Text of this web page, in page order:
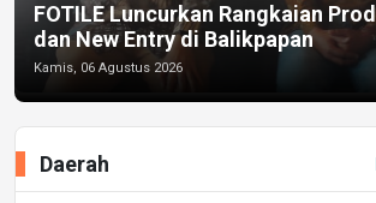
FOTILE Luncurkan Rangkaian
dan New Entry di Balikpapan
Kamis, 06 Agustus 2026
Daerah